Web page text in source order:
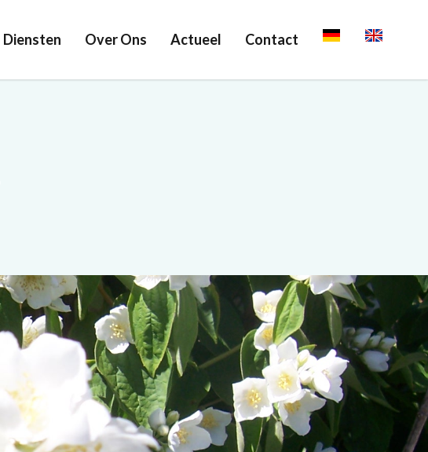
Diensten Over Ons Actueel Contact DeutschEnglish